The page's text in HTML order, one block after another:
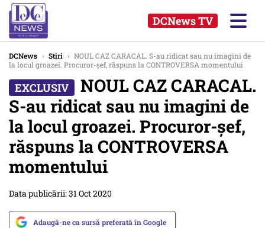
DCNews TV
DCNews › Stiri › NOUL CAZ CARACAL. S-au ridicat sau nu imagini de
la locul groazei. Procuror-șef, răspuns la CONTROVERSA momentului
NOUL CAZ CARACAL.
S-au ridicat sau nu imagini de
la locul groazei. Procuror-șef,
răspuns la CONTROVERSA
momentului
Data publicării: 31 Oct 2020
Adaugă-ne ca sursă preferată în Google